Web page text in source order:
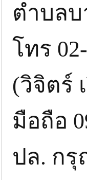
ตำบลบ
โทร
(วิจิตร์
มือถือ
ปล. กรุ